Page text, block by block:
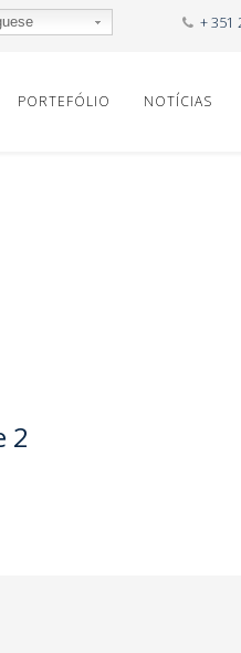
+ 351
PORTEFÓLIO NOTÍCIAS
2